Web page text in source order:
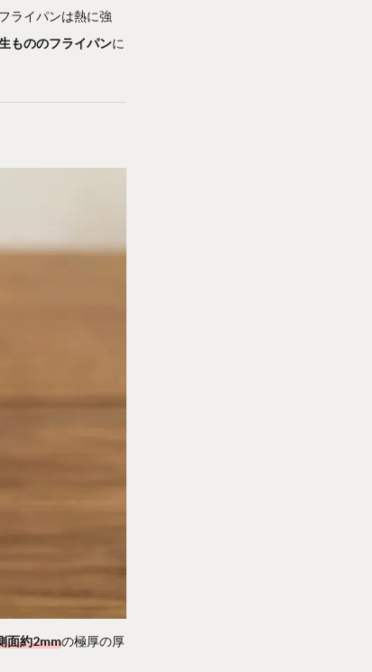
ライパンは熱に強
もののフライパンに
面約2mmの極厚の厚